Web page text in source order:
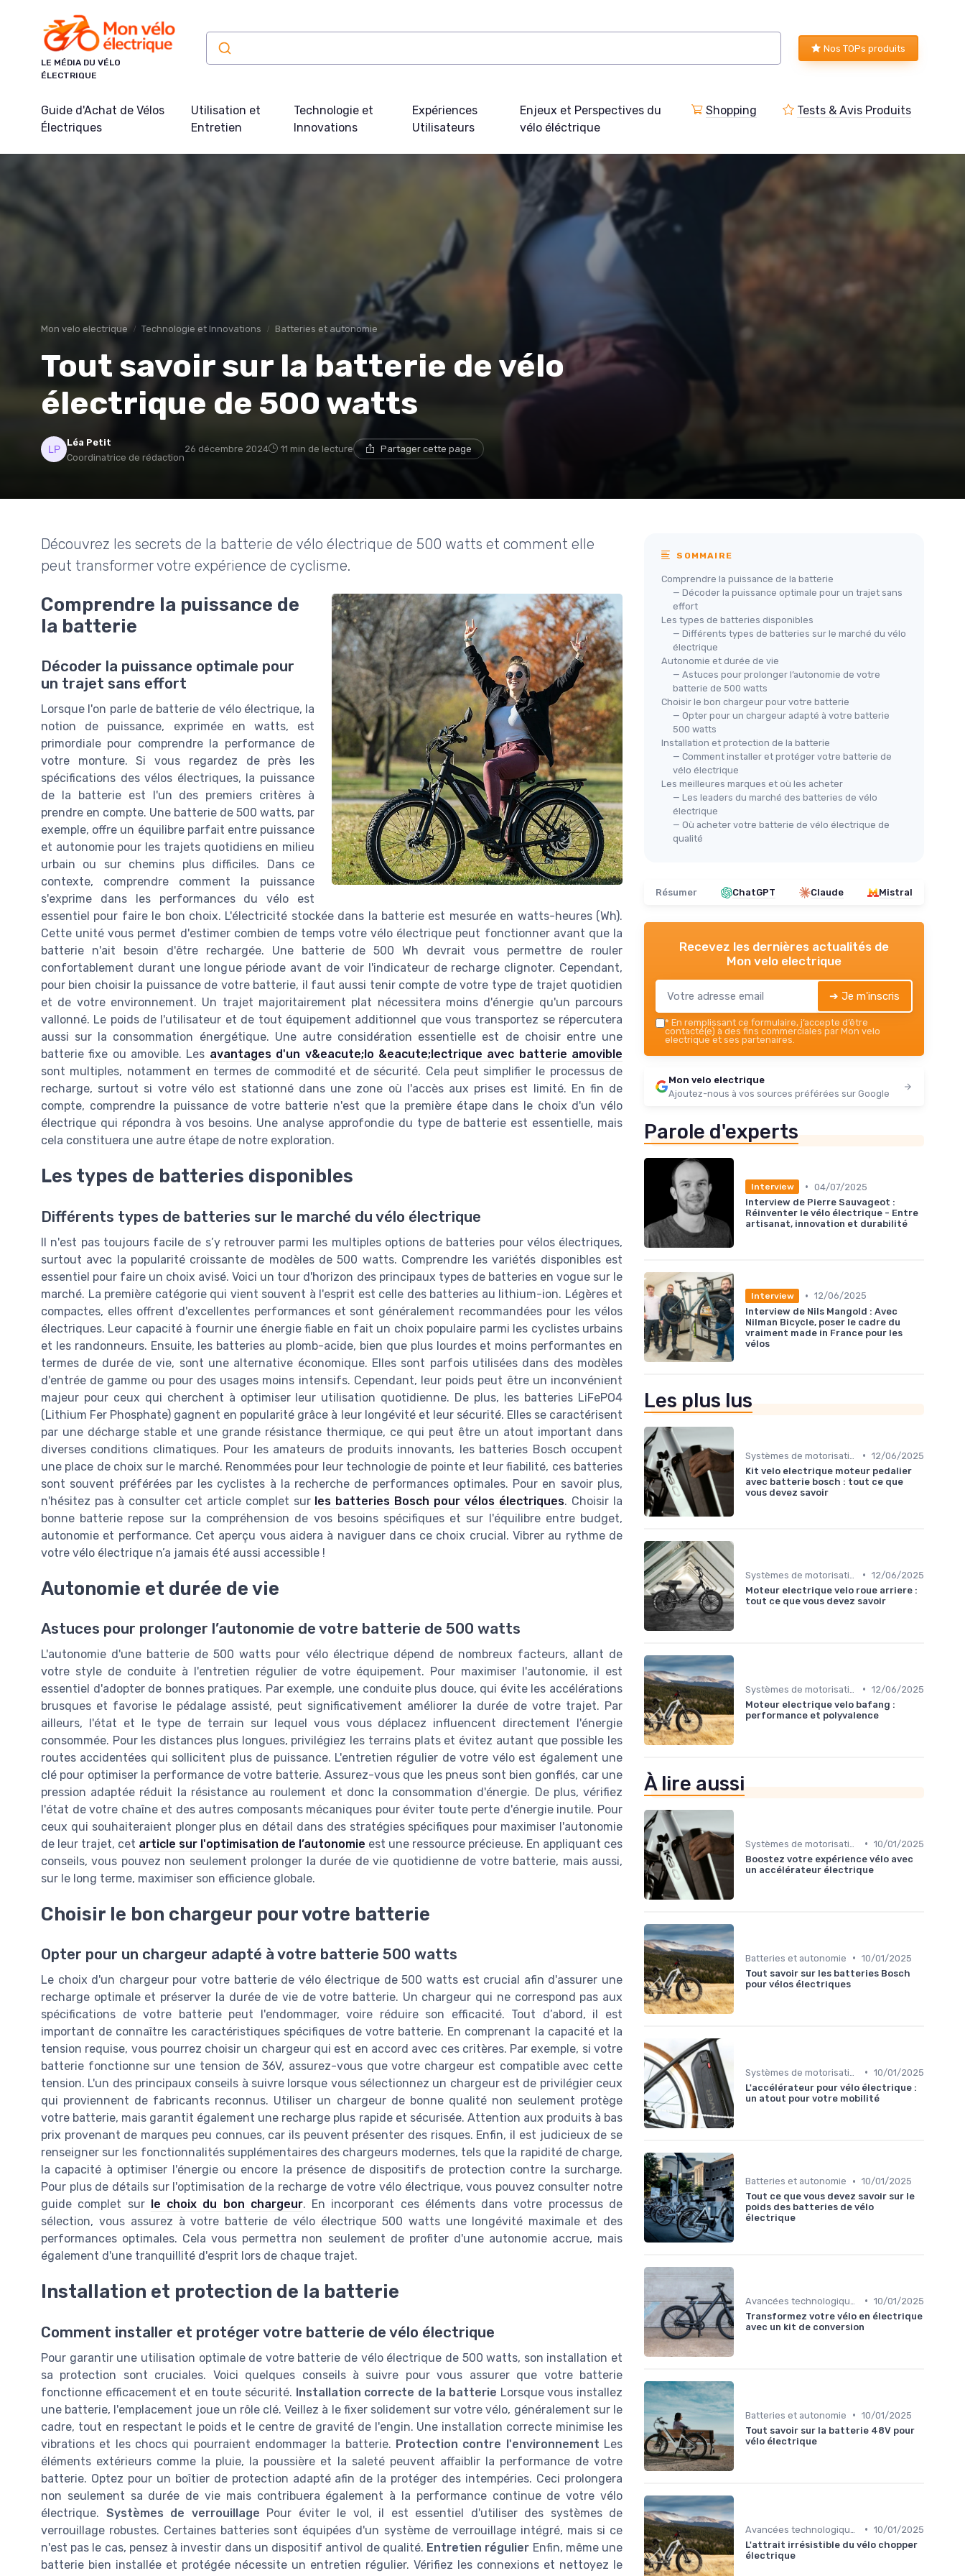
LE MÉDIA DU VÉLO
ÉLECTRIQUE
Nos TOPs produits
Guide d'Achat de Vélos
Électriques
Utilisation et
Entretien
Technologie et
Innovations
Expériences
Utilisateurs
Enjeux et Perspectives du
vélo éléctrique
Shopping Tests & Avis Produits
Mon velo electrique Technologie et Innovations Batteries et autonomie
Tout savoir sur la batterie de vélo
électrique de 500 watts
Léa Petit
Coordinatrice de rédaction
26 décembre 2024 11 min de lecture Partager cette page
Découvrez les secrets de la batterie de vélo électrique de 500 watts et comment elle
peut transformer votre expérience de cyclisme.
Comprendre la puissance de
la batterie
Décoder la puissance optimale pour
un trajet sans effort
Lorsque l'on parle de batterie de vélo électrique, la
notion de puissance, exprimée en watts, est
primordiale pour comprendre la performance de
votre monture. Si vous regardez de près les
spécifications des vélos électriques, la puissance
de la batterie est l'un des premiers critères à
prendre en compte. Une batterie de 500 watts, par
exemple, offre un équilibre parfait entre puissance
et autonomie pour les trajets quotidiens en milieu
urbain ou sur chemins plus difficiles. Dans ce
contexte, comprendre comment la puissance
s'exprime dans les performances du vélo est
essentiel pour faire le bon choix. L'électricité stockée dans la batterie est mesurée en watts-heures (Wh).
Cette unité vous permet d'estimer combien de temps votre vélo électrique peut fonctionner avant que la
batterie n'ait besoin d'être rechargée. Une batterie de 500 Wh devrait vous permettre de rouler
confortablement durant une longue période avant de voir l'indicateur de recharge clignoter. Cependant,
pour bien choisir la puissance de votre batterie, il faut aussi tenir compte de votre type de trajet quotidien
et de votre environnement. Un trajet majoritairement plat nécessitera moins d'énergie qu'un parcours
vallonné. Le poids de l'utilisateur et de tout équipement additionnel que vous transportez se répercutera
aussi sur la consommation énergétique. Une autre considération essentielle est de choisir entre une
batterie fixe ou amovible. Les avantages d'un v&eacute;lo &eacute;lectrique avec batterie amovible
sont multiples, notamment en termes de commodité et de sécurité. Cela peut simplifier le processus de
recharge, surtout si votre vélo est stationné dans une zone où l'accès aux prises est limité. En fin de
compte, comprendre la puissance de votre batterie n'est que la première étape dans le choix d'un vélo
électrique qui répondra à vos besoins. Une analyse approfondie du type de batterie est essentielle, mais
cela constituera une autre étape de notre exploration.
Les types de batteries disponibles
Différents types de batteries sur le marché du vélo électrique
Il n'est pas toujours facile de s’y retrouver parmi les multiples options de batteries pour vélos électriques,
surtout avec la popularité croissante de modèles de 500 watts. Comprendre les variétés disponibles est
essentiel pour faire un choix avisé. Voici un tour d'horizon des principaux types de batteries en vogue sur le
marché. La première catégorie qui vient souvent à l'esprit est celle des batteries au lithium-ion. Légères et
compactes, elles offrent d'excellentes performances et sont généralement recommandées pour les vélos
électriques. Leur capacité à fournir une énergie fiable en fait un choix populaire parmi les cyclistes urbains
et les randonneurs. Ensuite, les batteries au plomb-acide, bien que plus lourdes et moins performantes en
termes de durée de vie, sont une alternative économique. Elles sont parfois utilisées dans des modèles
d'entrée de gamme ou pour des usages moins intensifs. Cependant, leur poids peut être un inconvénient
majeur pour ceux qui cherchent à optimiser leur utilisation quotidienne. De plus, les batteries LiFePO4
(Lithium Fer Phosphate) gagnent en popularité grâce à leur longévité et leur sécurité. Elles se caractérisent
par une décharge stable et une grande résistance thermique, ce qui peut être un atout important dans
diverses conditions climatiques. Pour les amateurs de produits innovants, les batteries Bosch occupent
une place de choix sur le marché. Renommées pour leur technologie de pointe et leur fiabilité, ces batteries
sont souvent préférées par les cyclistes à la recherche de performances optimales. Pour en savoir plus,
n'hésitez pas à consulter cet article complet sur les batteries Bosch pour vélos électriques. Choisir la
bonne batterie repose sur la compréhension de vos besoins spécifiques et sur l'équilibre entre budget,
autonomie et performance. Cet aperçu vous aidera à naviguer dans ce choix crucial. Vibrer au rythme de
votre vélo électrique n’a jamais été aussi accessible !
Autonomie et durée de vie
Astuces pour prolonger l’autonomie de votre batterie de 500 watts
L'autonomie d'une batterie de 500 watts pour vélo électrique dépend de nombreux facteurs, allant de
votre style de conduite à l'entretien régulier de votre équipement. Pour maximiser l'autonomie, il est
essentiel d'adopter de bonnes pratiques. Par exemple, une conduite plus douce, qui évite les accélérations
brusques et favorise le pédalage assisté, peut significativement améliorer la durée de votre trajet. Par
ailleurs, l'état et le type de terrain sur lequel vous vous déplacez influencent directement l'énergie
consommée. Pour les distances plus longues, privilégiez les terrains plats et évitez autant que possible les
routes accidentées qui sollicitent plus de puissance. L'entretien régulier de votre vélo est également une
clé pour optimiser la performance de votre batterie. Assurez-vous que les pneus sont bien gonflés, car une
pression adaptée réduit la résistance au roulement et donc la consommation d'énergie. De plus, vérifiez
l'état de votre chaîne et des autres composants mécaniques pour éviter toute perte d'énergie inutile. Pour
ceux qui souhaiteraient plonger plus en détail dans des stratégies spécifiques pour maximiser l'autonomie
de leur trajet, cet article sur l'optimisation de l’autonomie est une ressource précieuse. En appliquant ces
conseils, vous pouvez non seulement prolonger la durée de vie quotidienne de votre batterie, mais aussi,
sur le long terme, maximiser son efficience globale.
Choisir le bon chargeur pour votre batterie
Opter pour un chargeur adapté à votre batterie 500 watts
Le choix d'un chargeur pour votre batterie de vélo électrique de 500 watts est crucial afin d'assurer une
recharge optimale et préserver la durée de vie de votre batterie. Un chargeur qui ne correspond pas aux
spécifications de votre batterie peut l'endommager, voire réduire son efficacité. Tout d’abord, il est
important de connaître les caractéristiques spécifiques de votre batterie. En comprenant la capacité et la
tension requise, vous pourrez choisir un chargeur qui est en accord avec ces critères. Par exemple, si votre
batterie fonctionne sur une tension de 36V, assurez-vous que votre chargeur est compatible avec cette
tension. L'un des principaux conseils à suivre lorsque vous sélectionnez un chargeur est de privilégier ceux
qui proviennent de fabricants reconnus. Utiliser un chargeur de bonne qualité non seulement protège
votre batterie, mais garantit également une recharge plus rapide et sécurisée. Attention aux produits à bas
prix provenant de marques peu connues, car ils peuvent présenter des risques. Enfin, il est judicieux de se
renseigner sur les fonctionnalités supplémentaires des chargeurs modernes, tels que la rapidité de charge,
la capacité à optimiser l'énergie ou encore la présence de dispositifs de protection contre la surcharge.
Pour plus de détails sur l'optimisation de la recharge de votre vélo électrique, vous pouvez consulter notre
guide complet sur
le choix du bon chargeur. En incorporant ces éléments dans votre processus de
sélection, vous assurez à votre batterie de vélo électrique 500 watts une longévité maximale et des
performances optimales. Cela vous permettra non seulement de profiter d'une autonomie accrue, mais
également d'une tranquillité d'esprit lors de chaque trajet.
Installation et protection de la batterie
Comment installer et protéger votre batterie de vélo électrique
Pour garantir une utilisation optimale de votre batterie de vélo électrique de 500 watts, son installation et
sa protection sont cruciales. Voici quelques conseils à suivre pour vous assurer que votre batterie
fonctionne efficacement et en toute sécurité. Installation correcte de la batterie Lorsque vous installez
une batterie, l'emplacement joue un rôle clé. Veillez à le fixer solidement sur votre vélo, généralement sur le
cadre, tout en respectant le poids et le centre de gravité de l'engin. Une installation correcte minimise les
vibrations et les chocs qui pourraient endommager la batterie. Protection contre l'environnement Les
éléments extérieurs comme la pluie, la poussière et la saleté peuvent affaiblir la performance de votre
batterie. Optez pour un boîtier de protection adapté afin de la protéger des intempéries. Ceci prolongera
non seulement sa durée de vie mais contribuera également à la performance continue de votre vélo
électrique. Systèmes de verrouillage Pour éviter le vol, il est essentiel d'utiliser des systèmes de
verrouillage robustes. Certaines batteries sont équipées d'un système de verrouillage intégré, mais si ce
n'est pas le cas, pensez à investir dans un dispositif antivol de qualité. Entretien régulier Enfin, même une
batterie bien installée et protégée nécessite un entretien régulier. Vérifiez les connexions et nettoyez le
SOMMAIRE
Comprendre la puissance de la batterie
— Décoder la puissance optimale pour un trajet sans
effort
Les types de batteries disponibles
— Différents types de batteries sur le marché du vélo
électrique
Autonomie et durée de vie
— Astuces pour prolonger l’autonomie de votre
batterie de 500 watts
Choisir le bon chargeur pour votre batterie
— Opter pour un chargeur adapté à votre batterie
500 watts
Installation et protection de la batterie
— Comment installer et protéger votre batterie de
vélo électrique
Les meilleures marques et où les acheter
— Les leaders du marché des batteries de vélo
électrique
— Où acheter votre batterie de vélo électrique de
qualité
Résumer ChatGPT Claude Mistral
Recevez les dernières actualités de
Mon velo electrique
➔ Je m'inscris
* En remplissant ce formulaire, j’accepte d’être
contacté(e) à des fins commerciales par Mon velo
electrique et ses partenaires.
Mon velo electrique
Ajoutez-nous à vos sources préférées sur Google
Parole d'experts
Interview • 04/07/2025
Interview de Pierre Sauvageot :
Réinventer le vélo électrique - Entre
artisanat, innovation et durabilité
Interview • 12/06/2025
Interview de Nils Mangold : Avec
Nilman Bicycle, poser le cadre du
vraiment made in France pour les
vélos
Les plus lus
• 12/06/2025
Kit velo electrique moteur pedalier
avec batterie bosch : tout ce que
vous devez savoir
• 12/06/2025
Moteur electrique velo roue arriere :
tout ce que vous devez savoir
• 12/06/2025
Moteur electrique velo bafang :
performance et polyvalence
À lire aussi
• 10/01/2025
Boostez votre expérience vélo avec
un accélérateur électrique
Batteries et autonomie • 10/01/2025
Tout savoir sur les batteries Bosch
pour vélos électriques
• 10/01/2025
L'accélérateur pour vélo électrique :
un atout pour votre mobilité
Batteries et autonomie • 10/01/2025
Tout ce que vous devez savoir sur le
poids des batteries de vélo
électrique
• 10/01/2025
Transformez votre vélo en électrique
avec un kit de conversion
Batteries et autonomie • 10/01/2025
Tout savoir sur la batterie 48V pour
vélo électrique
• 10/01/2025
L'attrait irrésistible du vélo chopper
électrique